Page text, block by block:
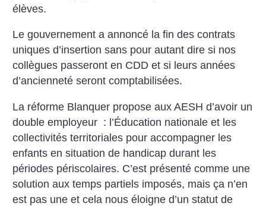
élèves.
Le gouvernement a annoncé la fin des contrats
uniques d’insertion sans pour autant dire si nos
collègues passeront en CDD et si leurs années
d’ancienneté seront comptabilisées.
La réforme Blanquer propose aux AESH d’avoir un
double employeur : l’Éducation nationale et les
collectivités territoriales pour accompagner les
enfants en situation de handicap durant les
périodes périscolaires. C’est présenté comme une
solution aux temps partiels imposés, mais ça n’en
est pas une et cela nous éloigne d’un statut de